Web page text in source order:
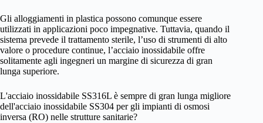
Gli alloggiamenti in plastica possono comunque essere
utilizzati in applicazioni poco impegnative. Tuttavia, quando il
sistema prevede il trattamento sterile, l’uso di strumenti di alto
valore o procedure continue, l’acciaio inossidabile offre
solitamente agli ingegneri un margine di sicurezza di gran
lunga superiore.
L'acciaio inossidabile SS316L è sempre di gran lunga migliore
dell'acciaio inossidabile SS304 per gli impianti di osmosi
inversa (RO) nelle strutture sanitarie?